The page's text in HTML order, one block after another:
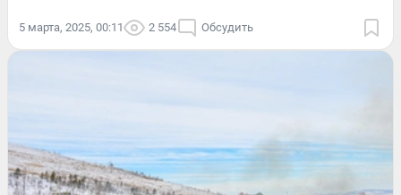
5 марта, 2025, 00:11 2 554 Обсудить